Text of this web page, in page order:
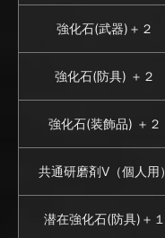
強化石(武器)＋２
強化石(防具) ＋２
強化石(装飾品) ＋２
共通研磨剤V（個人用）
潜在強化石(防具)＋１